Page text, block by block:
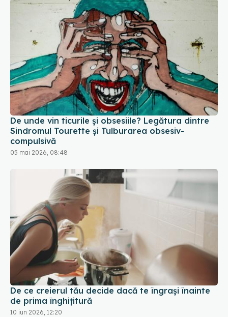
De unde vin ticurile și obsesiile? Legătura dintre
Sindromul Tourette și Tulburarea obsesiv-
compulsivă
05 mai 2026, 08:48
De ce creierul tău decide dacă te îngrași înainte
de prima înghițitură
10 iun 2026, 12:20